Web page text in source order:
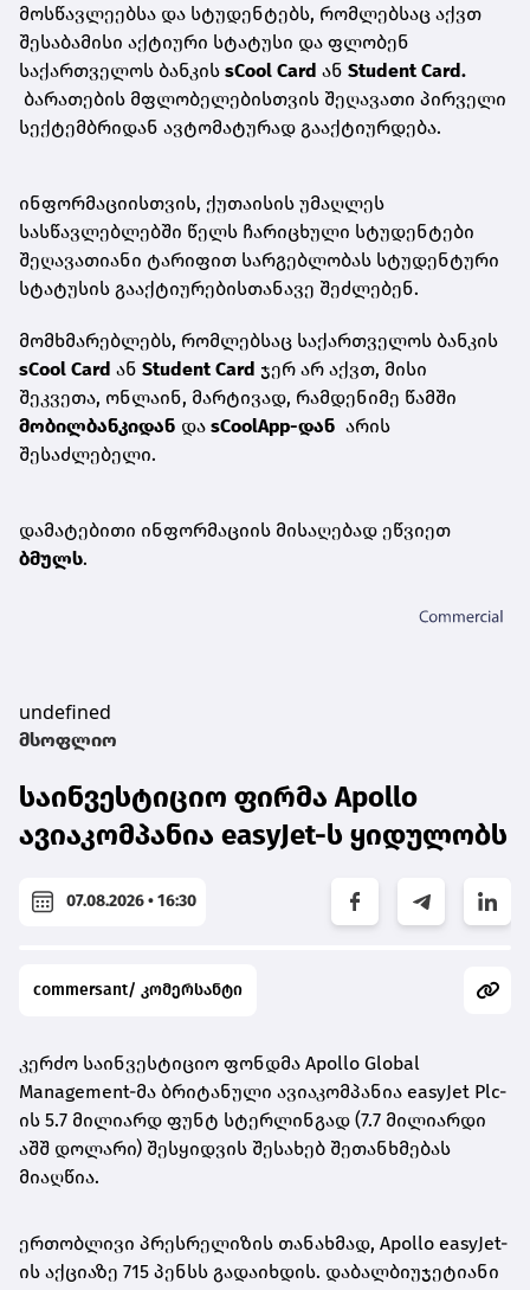
მოსწავლეებსა და სტუდენტებს, რომლებსაც აქვთ
შესაბამისი აქტიური სტატუსი და ფლობენ
საქართველოს ბანკის sCool Card ან Student Card.
ბარათების მფლობელებისთვის შეღავათი პირველი
სექტემბრიდან ავტომატურად გააქტიურდება.
ინფორმაციისთვის, ქუთაისის უმაღლეს
სასწავლებლებში წელს ჩარიცხული სტუდენტები
შეღავათიანი ტარიფით სარგებლობას სტუდენტური
სტატუსის გააქტიურებისთანავე შეძლებენ.
მომხმარებლებს, რომლებსაც საქართველოს ბანკის
sCool Card ან Student Card ჯერ არ აქვთ, მისი
შეკვეთა, ონლაინ, მარტივად, რამდენიმე წამში
მობილბანკიდან და sCoolApp-დან არის
შესაძლებელი.
დამატებითი ინფორმაციის მისაღებად ეწვიეთ
ბმულს.
undefined
მსოფლიო
საინვესტიციო ფირმა Apollo
ავიაკომპანია easyJet-ს ყიდულობს
07.08.2026 • 16:30
commersant/ კომერსანტი
კერძო საინვესტიციო ფონდმა Apollo Global
Management-მა ბრიტანული ავიაკომპანია easyJet Plc-
ის 5.7 მილიარდ ფუნტ სტერლინგად (7.7 მილიარდი
აშშ დოლარი) შესყიდვის შესახებ შეთანხმებას
მიაღწია.
ერთობლივი პრესრელიზის თანახმად, Apollo easyJet-
ის აქციაზე 715 პენსს გადაიხდის. დაბალბიუჯეტიანი